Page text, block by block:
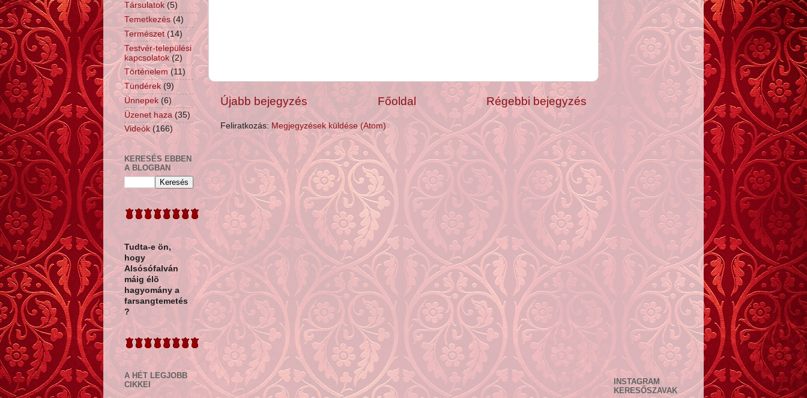
Újabb bejegyzés Régebbi bejegyzés
Főoldal
Feliratkozás: Megjegyzések küldése (Atom)
Társulatok (5)
Temetkezés (4)
Természet (14)
Testvér-települési
kapcsolatok (2)
Történelem (11)
Tündérek (9)
Ünnepek (6)
Üzenet haza (35)
Videók (166)
KERESÉS EBBEN
A BLOGBAN
Tudta-e ön,
hogy
Alsósófalván
máig élõ
hagyomány a
farsangtemetés
?
A HÉT LEGJOBB
CIKKEI
INSTAGRAM
KERESŐSZAVAK